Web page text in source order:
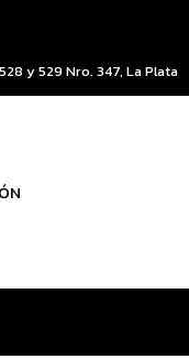
y 529 Nro. 347, La Plata